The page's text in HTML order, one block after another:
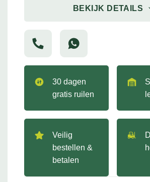
BEKIJK DETAILS
30 dagen
gratis ruilen
Veilig
bestellen &
betalen